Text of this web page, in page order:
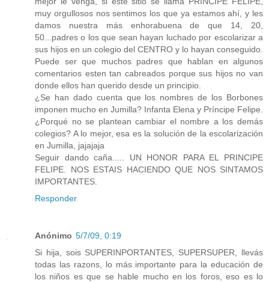
muy orgullosos nos sentimos los que ya estamos ahí, y les
damos nuestra más enhorabuena de que 14, 20,
50...padres o los que sean hayan luchado por escolarizar a
sus hijos en un colegio del CENTRO y lo hayan conseguido.
Puede ser que muchos padres que hablan en algunos
comentarios esten tan cabreados porque sus hijos no van
donde ellos han querido desde un principio.
¿Se han dado cuenta que los nombres de los Borbones
imponen mucho en Jumilla? Infanta Elena y Príncipe Felipe.
¿Porqué no se plantean cambiar el nombre a los demás
colegios? A lo mejor, esa es la solución de la escolarización
en Jumilla, jajajaja
Seguir dando caña..... UN HONOR PARA EL PRINCIPE
FELIPE. NOS ESTAIS HACIENDO QUE NOS SINTAMOS
IMPORTANTES.
Responder
Anónimo 5/7/09, 0:19
Si hija, sois SUPERINPORTANTES, SUPERSUPER, llevás
todas las razons, lo más importante para la educación de
los niños es que se hable mucho en los foros, eso es lo